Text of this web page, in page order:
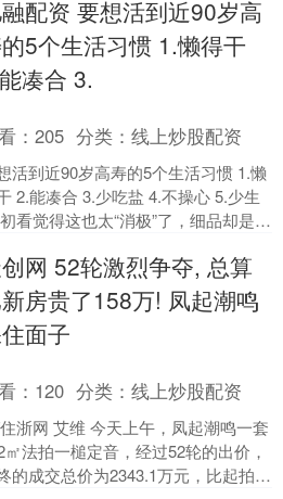
的市场，韩国汽....
配资 要想活到近90岁高
5个生活习惯 1.懒得干
凑合 ​3.
：205 分类：线上炒股配资
活到近90岁高寿的5个生活习惯 1.懒
​2.能凑合 ​3.少吃盐 ​4.不操心 ​5.少生
看觉得这也太“消极”了，细品却是养
网 52轮激烈争夺, 总算
房贵了158万! 凤起潮鸣
面子
： 120 分类：线上炒股配资
浙网 艾维 今天上午，凤起潮鸣一套
㎡法拍一槌定音，经过52轮的出价，
的成交总价为2343.1万元，比起拍价